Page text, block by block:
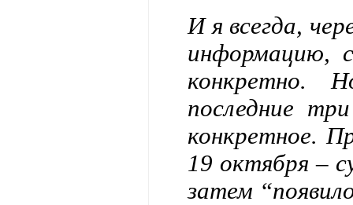
И я всегда,
информацию,
конкретно.
последние
конкретное.
19 октября –
затем